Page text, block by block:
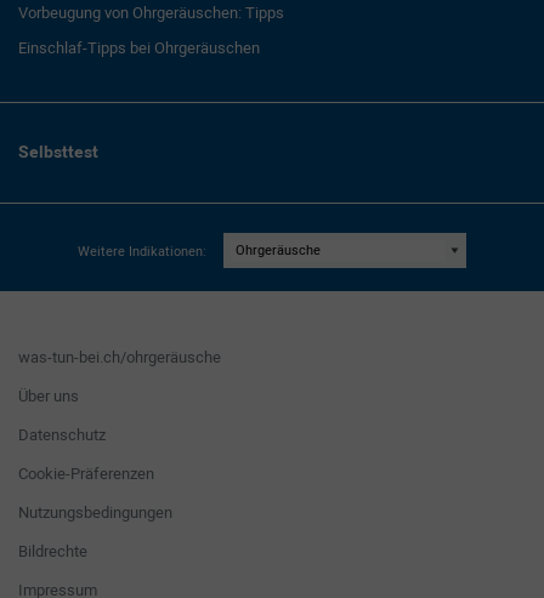
Vorbeugung von Ohrgeräuschen: Tipps
Einschlaf-Tipps bei Ohrgeräuschen
Selbsttest
Weitere Indikationen:
was-tun-bei.ch/ohrgeräusche
Über uns
Datenschutz
Cookie-Präferenzen
Nutzungsbedingungen
Bildrechte
Impressum